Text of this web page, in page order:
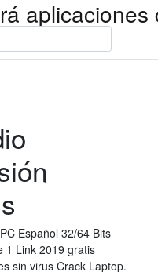
aplicaciones
Español 32/64 Bits
1 Link 2019 gratis
sin virus Crack Laptop.